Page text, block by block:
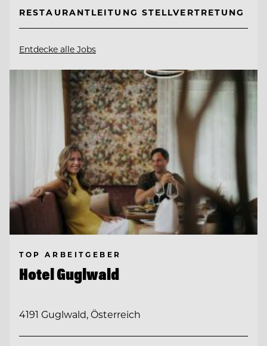
RESTAURANTLEITUNG STELLVERTRETUNG
Entdecke alle Jobs
TOP ARBEITGEBER
Hotel Guglwald
4191 Guglwald, Österreich